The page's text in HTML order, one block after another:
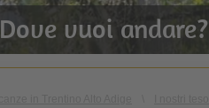
Dove vuoi andare?